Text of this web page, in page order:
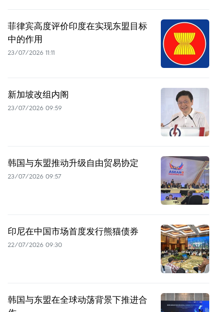
菲律宾高度评价印度在实现东盟目标
中的作用
23/07/2026 11:11
新加坡改组内阁
23/07/2026 09:59
韩国与东盟推动升级自由贸易协定
23/07/2026 09:57
印尼在中国市场首度发行熊猫债券
22/07/2026 09:30
韩国与东盟在全球动荡背景下推进合